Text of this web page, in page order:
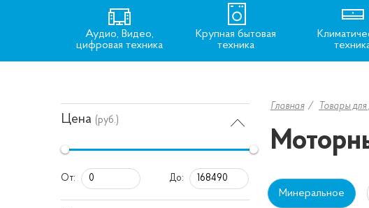
Аудио, Видео,
цифровая техника
Крупная бытовая
техника
Цена (руб.)
От: До:
Главная Товары
Минеральное